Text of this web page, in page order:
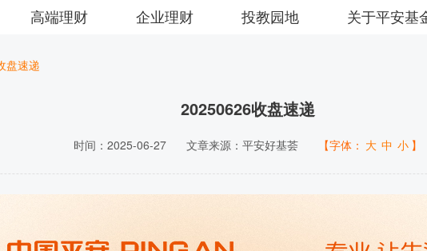
高端理财 企业理财 投教园地 关于平安基
盘速递
20250626收盘速递
时间：2025-06-27 文章来源：平安好基荟 【字体： 大 中 小 】